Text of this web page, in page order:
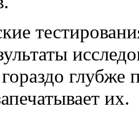
глубже
их.